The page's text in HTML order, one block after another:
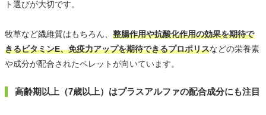
ト選びが大切です。
牧草など繊維質はもちろん、 整腸作用や抗酸化作用の効果を期待で
きるビタミンE、免疫力アップを期待できるプロポリスなどの栄養素
や成分が配合されたペレットが向いています。
高齢期以上（7歳以上）はプラスアルファの配合成分にも注目